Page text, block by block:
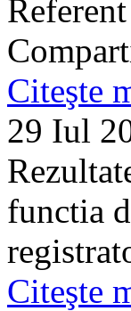
Citeşte
29 Iul
functia
Citeşte